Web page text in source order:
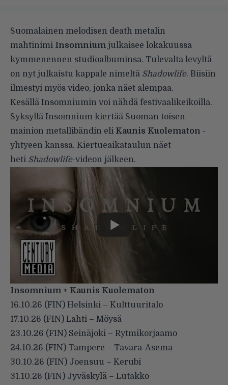
Suomalainen melodisen death metalin
mahtinimi Insomnium julkaisee lokakuussa
kymmenennen studioalbuminsa. Tulevalta levyltä
on nyt julkaistu kappale nimeltä Shadowlife. Biisiin
ilmestyi myös video, jonka näet alempaa.
Kesällä Insomniumin voi nähdä festivaalikeikoilla.
Syksyllä Insomnium kiertää Suoman toisen
mainion metallibändin eli Kaunis Kuolematon -
yhtyeen kanssa. Kiertueaikataulun näet
heti Shadowlife-videon jälkeen.
Insomnium + Kaunis Kuolematon
16.10.26 (FIN) Helsinki – Kulttuuritalo
17.10.26 (FIN) Lahti – Möysä
23.10.26 (FIN) Seinäjoki – Rytmikorjaamo
24.10.26 (FIN) Tampere – Tavara-Asema
30.10.26 (FIN) Joensuu – Kerubi
31.10.26 (FIN) Jyväskylä – Lutakko